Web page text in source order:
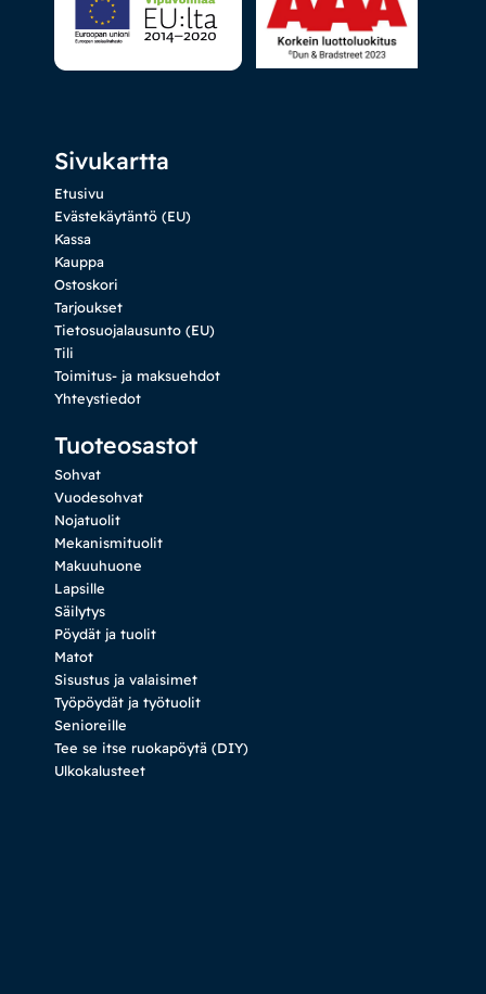
Sivukartta
Etusivu
Evästekäytäntö (EU)
Kassa
Kauppa
Ostoskori
Tarjoukset
Tietosuojalausunto (EU)
Tili
Toimitus- ja maksuehdot
Yhteystiedot
Tuoteosastot
Sohvat
Vuodesohvat
Nojatuolit
Mekanismituolit
Makuuhuone
Lapsille
Säilytys
Pöydät ja tuolit
Matot
Sisustus ja valaisimet
Työpöydät ja työtuolit
Senioreille
Tee se itse ruokapöytä (DIY)
Ulkokalusteet